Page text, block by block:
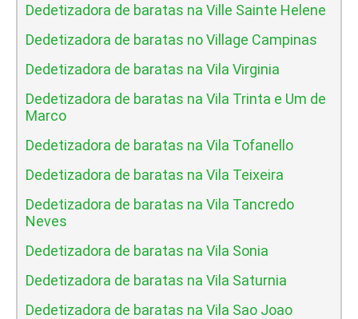
Dedetizadora de baratas na Ville Sainte Helene
Dedetizadora de baratas no Village Campinas
Dedetizadora de baratas na Vila Virginia
Dedetizadora de baratas na Vila Trinta e Um de
Marco
Dedetizadora de baratas na Vila Tofanello
Dedetizadora de baratas na Vila Teixeira
Dedetizadora de baratas na Vila Tancredo
Neves
Dedetizadora de baratas na Vila Sonia
Dedetizadora de baratas na Vila Saturnia
Dedetizadora de baratas na Vila Sao Joao